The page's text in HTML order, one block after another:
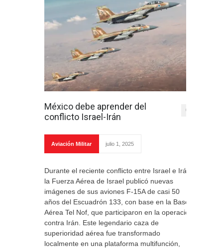
México debe aprender del
conflicto Israel-Irán
0
Aviación Militar julio 1, 2025
Durante el reciente conflicto entre Israel e Irán,
la Fuerza Aérea de Israel publicó nuevas
imágenes de sus aviones F-15A de casi 50
años del Escuadrón 133, con base en la Base
Aérea Tel Nof, que participaron en la operación
contra Irán. Este legendario caza de
superioridad aérea fue transformado
localmente en una plataforma multifunción,